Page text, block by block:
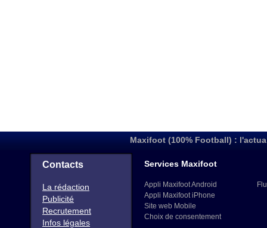
Maxifoot (100% Football) :
Contacts
La rédaction
Publicité
Recrutement
Infos légales
Services Maxifoot
Appli Maxifoot Android
Appli Maxifoot iPhone
Site web Mobile
Choix de consentement